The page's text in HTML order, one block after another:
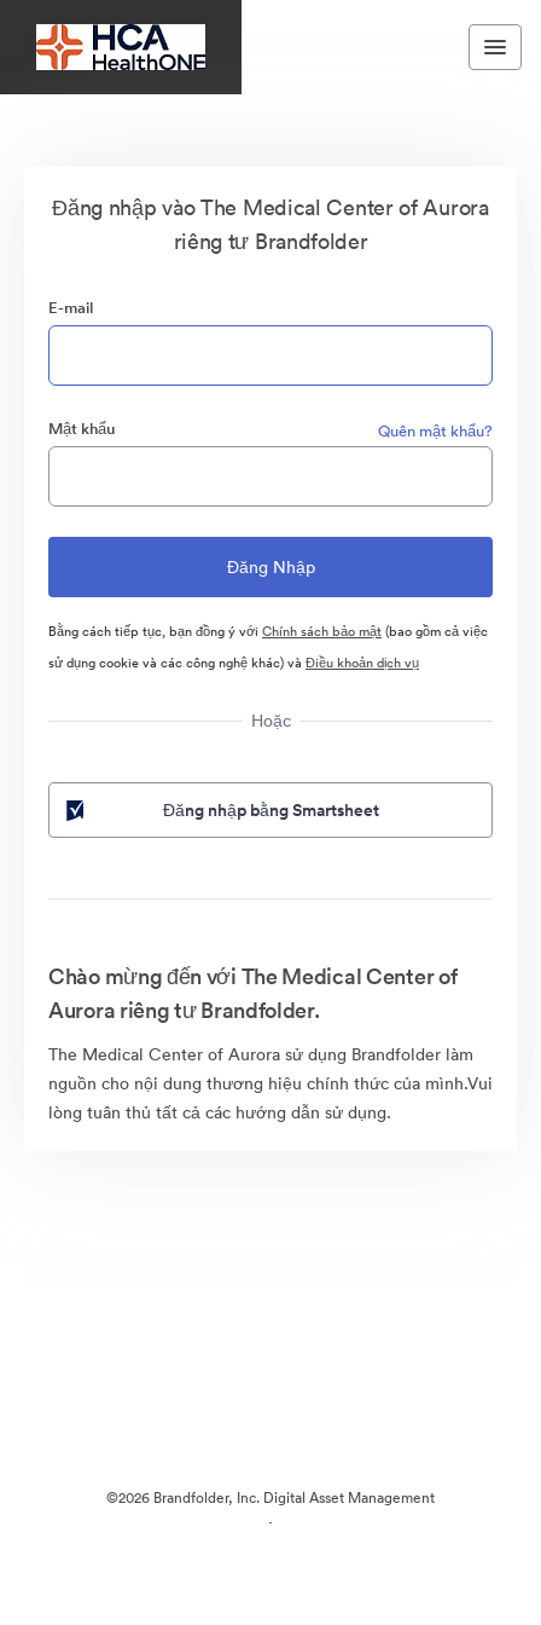
Đăng nhập vào The Medical Center of Aurora
riêng tư Brandfolder
E-mail
Mật khẩu Quên mật khẩu?
Bằng cách tiếp tục, bạn đồng ý với Chính sách bảo mật(bao gồm cả việc
sử dụng cookie và các công nghệ khác) và Điều khoản dịch vụ
Hoặc
Đăng nhập bằng Smartsheet
Chào mừng đến với The Medical Center of
Aurora riêng tư Brandfolder.
The Medical Center of Aurora sử dụng Brandfolder làm
nguồn cho nội dung thương hiệu chính thức của mình.Vui
lòng tuân thủ tất cả các hướng dẫn sử dụng.
©2026 Brandfolder, Inc. Digital Asset Management
·